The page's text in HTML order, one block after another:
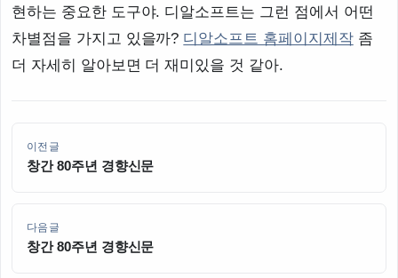
현하는 중요한 도구야. 디알소프트는 그런 점에서 어떤
차별점을 가지고 있을까? 디알소프트 홈페이지제작좀
더 자세히 알아보면 더 재미있을 것 같아.
이전글
창간 80주년 경향신문
다음글
창간 80주년 경향신문